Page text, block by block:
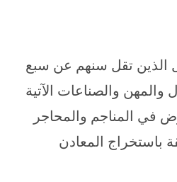
الذين تقل سنهم عن سبع
والصناعات الآتية
في المناجم والمحاجر
باستخراج المعادن